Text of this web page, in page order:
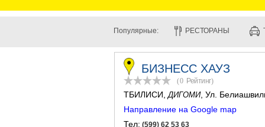
Популярные: РЕСТОРАНЫ
БИЗНЕСС ХАУЗ
(0 Рейтинг)
ТБИЛИСИ ДИГОМИ, Ул.
Направление на Google map
Тел: (599) 62 53 63